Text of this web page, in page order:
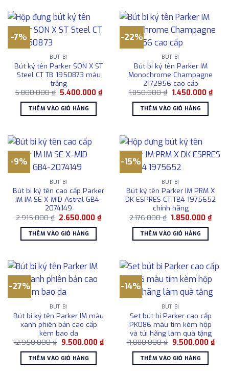
-7%
BÚT BI
Bút ký tên Parker SON X ST
Steel CT TB 1950873 màu
trắng
5.800.000₫ Giá
là:
5.800.000 ₫.
5.400.000₫Giá
5.400.000 ₫.
THÊM VÀO GIỎ HÀNG
-22%
BÚT BI
Bút bi ký tên Parker IM
Monochrome Champagne
2172956 cao cấp
1.850.000₫ Giá
là:
1.850.000 ₫.
1.450.000 ₫Giá
THÊM VÀO GIỎ HÀNG
-9%
BÚT BI
Bút bi ký tên cao cấp Parker
IM IM SE X-MID Astral GB4-
2074149
2.915.000₫ Giá
là:
2.915.000 ₫.
2.650.000₫Giá
hiện
2.650.000 ₫.
THÊM VÀO GIỎ HÀNG
-15%
BÚT BI
Bút ký tên Parker IM PRM X
DK ESPRES CT TB4 1975652
chính hãng
2.176.000₫ Giá
là:
2.176.000 ₫.
1.850.000₫Giá
hiện
THÊM VÀO GIỎ HÀNG
-27%
BÚT BI
Bút bi ký tên Parker IM màu
xanh phiên bản cao cấp
kèm bao da
12.950.000₫ Giá
là:
12.950.000 ₫.
9.500.000 ₫Giá
hiện
9.500.000 ₫.
THÊM VÀO GIỎ HÀNG
-14%
BÚT BI
Set bút bi Parker cao cấp
PK086 màu tím kèm hộp
và túi hãng làm quà tặng
11.080.000₫ Giá
là:
11.080.000 ₫.
9.500.000 ₫Giá
hiện
THÊM VÀO GIỎ HÀNG